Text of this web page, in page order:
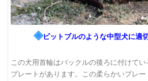
◈ピットブルのような中型犬に適
この犬用首輪はバックルの後ろに付けて
プレートがあります。この柔らかいプレ